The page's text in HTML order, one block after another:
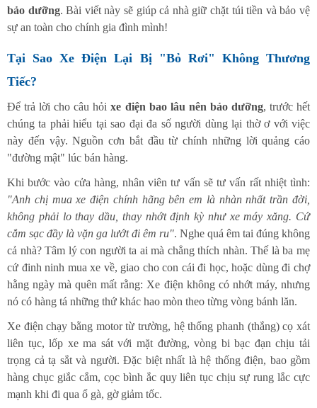
bảo dưỡng. Bài viết này sẽ giúp cả nhà giữ chặt túi tiền và bảo vệ
sự an toàn cho chính gia đình mình!
Tại Sao Xe Điện Lại Bị "Bỏ Rơi" Không Thương
Tiếc?
Để trả lời cho câu hỏixe điện bao lâu nên bảo dưỡng, trước hết
chúng ta phải hiểu tại sao đại đa số người dùng lại thờ ơ với việc
này đến vậy. Nguồn cơn bắt đầu từ chính những lời quảng cáo
"đường mật" lúc bán hàng.
Khi bước vào cửa hàng, nhân viên tư vấn sẽ tư vấn rất nhiệt tình:
"Anh chị mua xe điện chính hãng bên em là nhàn nhất trần đời,
không phải lo thay dầu, thay nhớt định kỳ như xe máy xăng. Cứ
cắm sạc đầy là vặn ga lướt đi êm ru". Nghe quá êm tai đúng không
cả nhà? Tâm lý con người ta ai mà chẳng thích nhàn. Thế là ba mẹ
cứ đinh ninh mua xe về, giao cho con cái đi học, hoặc dùng đi chợ
hằng ngày mà quên mất rằng: Xe điện không có nhớt máy, nhưng
nó có hàng tá những thứ khác hao mòn theo từng vòng bánh lăn.
Xe điện chạy bằng motor từ trường, hệ thống phanh (thắng) cọ xát
liên tục, lốp xe ma sát với mặt đường, vòng bi bạc đạn chịu tải
trọng cả tạ sắt và người. Đặc biệt nhất là hệ thống điện, bao gồm
hàng chục giắc cắm, cọc bình ắc quy liên tục chịu sự rung lắc cực
mạnh khi đi qua ổ gà, gờ giảm tốc.